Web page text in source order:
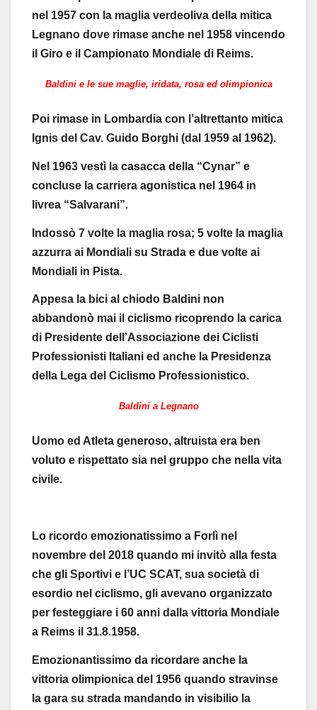
nel 1957 con la maglia verdeoliva della mitica
Legnano dove rimase anche nel 1958 vincendo
il Giro e il Campionato Mondiale di Reims.
Baldini e le sue maglie, iridata, rosa ed olimpionica
Poi rimase in Lombardia con l’altrettanto mitica
Ignis del Cav. Guido Borghi (dal 1959 al 1962).
Nel 1963 vestì la casacca della “Cynar” e
concluse la carriera agonistica nel 1964 in
livrea “Salvarani”.
Indossò 7 volte la maglia rosa; 5 volte la maglia
azzurra ai Mondiali su Strada e due volte ai
Mondiali in Pista.
Appesa la bici al chiodo Baldini non
abbandonò mai il ciclismo ricoprendo la carica
di Presidente dell’Associazione dei Ciclisti
Professionisti Italiani ed anche la Presidenza
della Lega del Ciclismo Professionistico.
Baldini a Legnano
Uomo ed Atleta generoso, altruista era ben
voluto e rispettato sia nel gruppo che nella vita
civile.
Lo ricordo emozionatissimo a Forlì nel
novembre del 2018 quando mi invitò alla festa
che gli Sportivi e l’UC SCAT, sua società di
esordio nel ciclismo, gli avevano organizzato
per festeggiare i 60 anni dalla vittoria Mondiale
a Reims il 31.8.1958.
Emozionantissimo da ricordare anche la
vittoria olimpionica del 1956 quando stravinse
la gara su strada mandando in visibilio la